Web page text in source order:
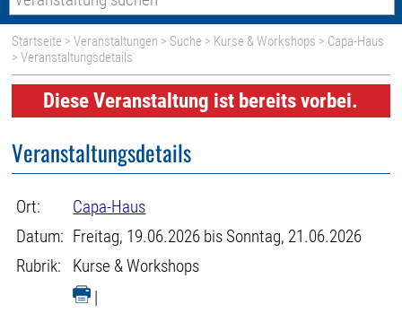
Startseite >Veranstaltungen > Suche > Kurse & Workshops > Capa-Haus
> Veranstaltungsdetails
Diese Veranstaltung ist bereits vorbei.
Veranstaltungsdetails
Ort:
Capa-Haus
Datum: Freitag, 19.06.2026 bis Sonntag, 21.06.2026
Rubrik:
Kurse & Workshops
|